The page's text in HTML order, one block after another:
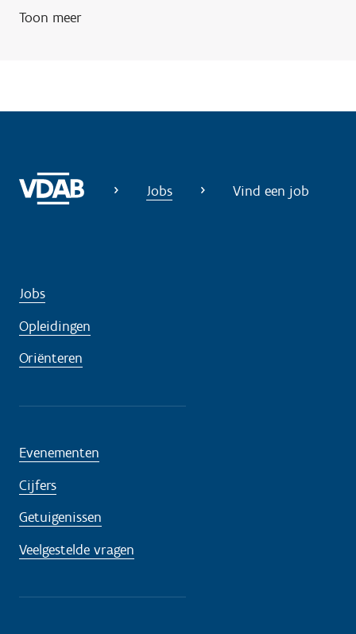
Toon meer
Jobs Vind een job
Jobs
Opleidingen
Oriënteren
Evenementen
Cijfers
Getuigenissen
Veelgestelde vragen